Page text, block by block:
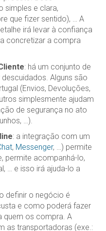
simples e clara,
que fizer sentido), … A
irá levar à confiança
concretizar a compra
: há um conjunto de
Alguns são
(Envios, Devoluções,
simplesmente ajudam
de segurança no ato
…).
: a integração com um
, Messenger, …) permite
permite acompanhá-lo,
… e isso irá ajuda-lo a
definir o negócio é
e como poderá fazer
quem os compra. A
as transportadoras (exe.: